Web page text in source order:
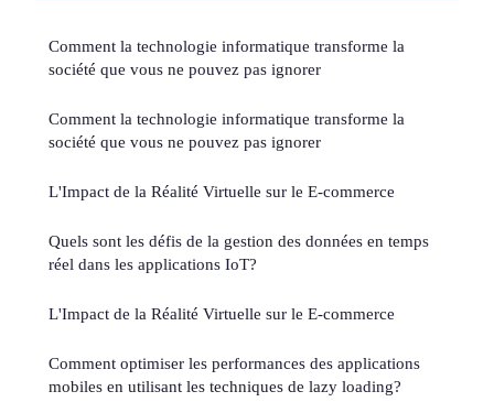
Comment la technologie informatique transforme la
société que vous ne pouvez pas ignorer
Comment la technologie informatique transforme la
société que vous ne pouvez pas ignorer
L'Impact de la Réalité Virtuelle sur le E-commerce
Quels sont les défis de la gestion des données en temps
réel dans les applications IoT?
L'Impact de la Réalité Virtuelle sur le E-commerce
Comment optimiser les performances des applications
mobiles en utilisant les techniques de lazy loading?